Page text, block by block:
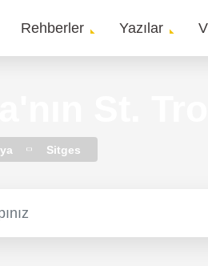
Main
Rehberler Yazılar
Sitges